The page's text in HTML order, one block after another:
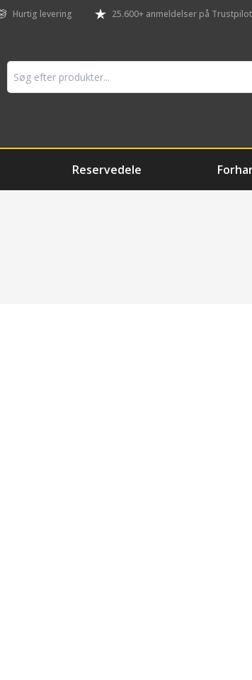
Hurtig levering 25.600+ anmeldelser på Trustpilot
Reservedele